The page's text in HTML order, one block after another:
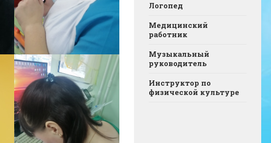
Логопед
Медицинский
работник
Музыкальный
руководитель
Инструктор по
физической культуре